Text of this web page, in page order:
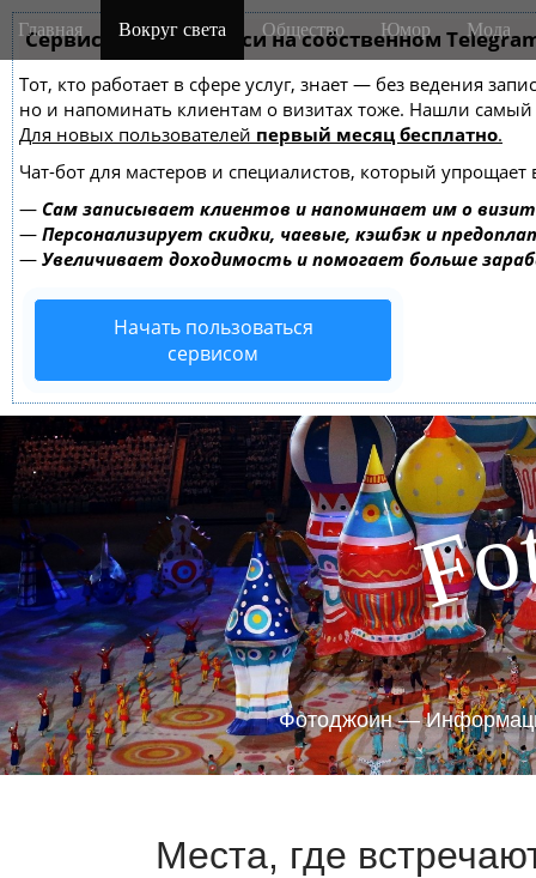
Сервис онлайн-записи на собственном
Тот, кто работает в сфере услуг, знает — без ведения
но и напоминать клиентам о визитах тоже. Нашли
Для новых пользователей первый месяц бесплатно.
Чат-бот для мастеров и специалистов, который упрощает
— Сам записывает клиентов и напоминает им о
— Персонализирует скидки, чаевые, кэшбэк и
— Увеличивает доходимость и помогает больше
Начать пользоваться
сервисом
M
a
n
m
e
n
u
i
Главная Вокруг света Общество Юмор Мода
Fo
Фотоджоин —
Места, где